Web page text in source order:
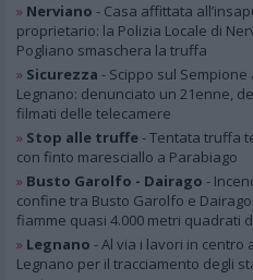
» Nerviano - Casa affittata
proprietario: la Polizia Locale di
Pogliano smaschera la truffa
» Sicurezza - Scippo sul Sempione
Legnano: denunciato un 21enne,
filmati delle telecamere
» Stop alle truffe- Tentata truffa
con finto maresciallo a Parabiago
» Busto Garolfo - Dairago -
confine tra Busto Garolfo e
fiamme quasi 4.000 metri quadrati
» Legnano - Al via i lavori in centro
Legnano per il tracciamento degli